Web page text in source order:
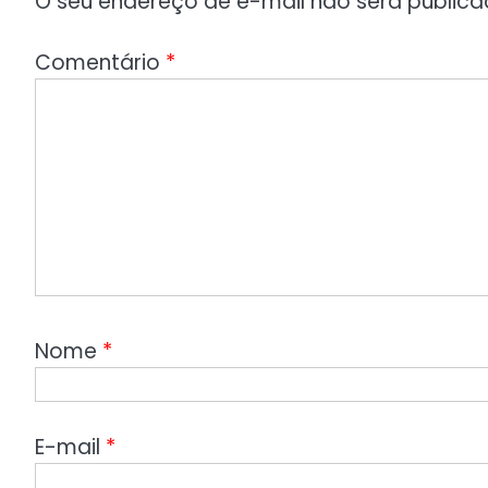
Comentário *
Nome *
E-mail *